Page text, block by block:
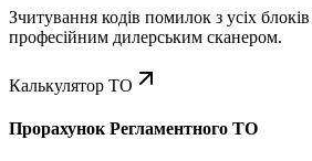
Зчитування кодів помилок з усіх
професійним дилерським сканером.
Калькулятор ТО
Прорахунок Регламентного ТО